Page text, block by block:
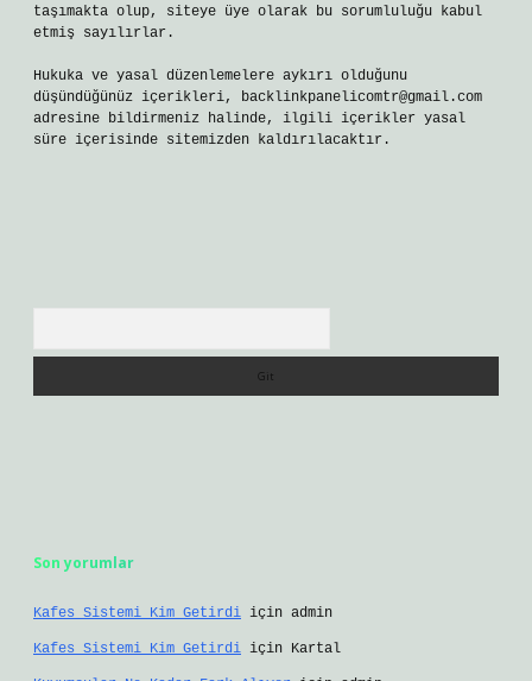
taşımakta olup, siteye üye olarak bu sorumluluğu kabul
etmiş sayılırlar.
Hukuka ve yasal düzenlemelere aykırı olduğunu
düşündüğünüz içerikleri, backlinkpanelicomtr@gmail.com
adresine bildirmeniz halinde, ilgili içerikler yasal
süre içerisinde sitemizden kaldırılacaktır.
Son yorumlar
Kafes Sistemi Kim Getirdi için admin
Kafes Sistemi Kim Getirdi için Kartal